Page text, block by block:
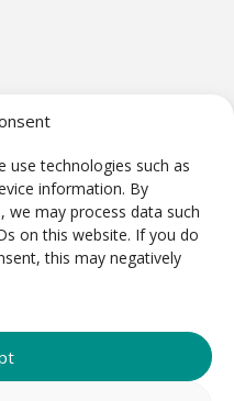
use technologies such as
information. By
may process data such
on this website. If you do
this may negatively
(San Jose, Kalifornien, USA).
(AcfS) programvara används som en del
testresultat är avsett att användas
enligt professionell praxis, inklusive
föräldrarna, klinisk genetisk vägledning
inte för andra potentiella kromosomala